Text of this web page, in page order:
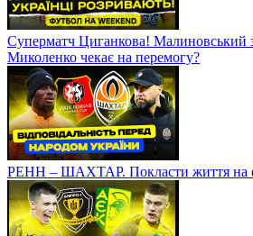
Суперматч Циганкова!
Миколенко чекає на перемогу?
РЕНН – ШАХТАР. Покласти життя на